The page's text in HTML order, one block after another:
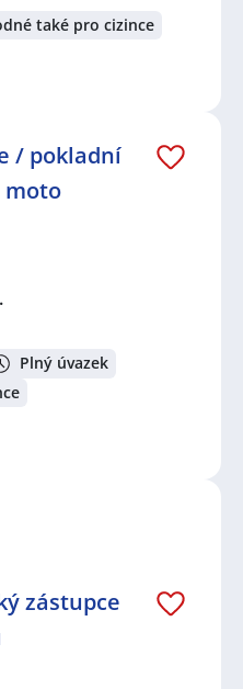
také pro cizince
/ pokladní
moto
Plný úvazek
zástupce